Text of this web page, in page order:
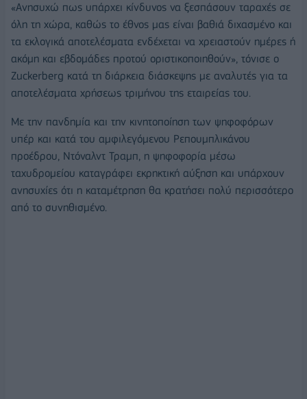
«Ανησυχώ πως υπάρχει κίνδυνος να ξεσπάσουν ταραχές σε
όλη τη χώρα, καθώς το έθνος μας είναι βαθιά διχασμένο και
τα εκλογικά αποτελέσματα ενδέχεται να χρειαστούν ημέρες ή
ακόμη και εβδομάδες προτού οριστικοποιηθούν», τόνισε ο
Zuckerberg κατά τη διάρκεια διάσκεψης με αναλυτές για τα
αποτελέσματα χρήσεως τριμήνου της εταιρείας του.
Με την πανδημία και την κινητοποίηση των ψηφοφόρων
υπέρ και κατά του αμφιλεγόμενου Ρεπουμπλικάνου
προέδρου, Ντόναλντ Τραμπ, η ψηφοφορία μέσω
ταχυδρομείου καταγράφει εκρηκτική αύξηση και υπάρχουν
ανησυχίες ότι η καταμέτρηση θα κρατήσει πολύ περισσότερο
από το συνηθισμένο.